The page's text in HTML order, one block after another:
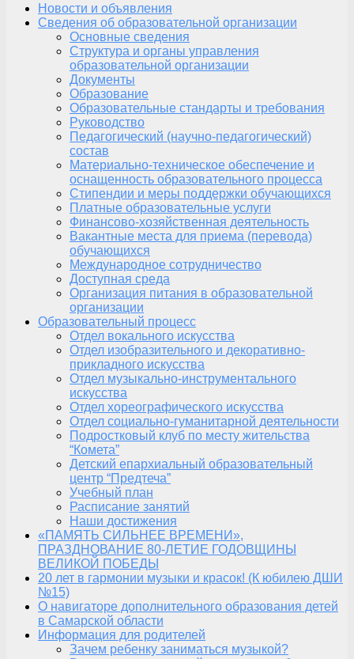
Новости и объявления
Сведения об образовательной организации
Основные сведения
Структура и органы управления
образовательной организации
Документы
Образование
Образовательные стандарты и требования
Руководство
Педагогический (научно-педагогический)
состав
Материально-техническое обеспечение и
оснащенность образовательного процесса
Стипендии и меры поддержки обучающихся
Платные образовательные услуги
Финансово-хозяйственная деятельность
Вакантные места для приема (перевода)
обучающихся
Международное сотрудничество
Доступная среда
Организация питания в образовательной
организации
Образовательный процесс
Отдел вокального искусства
Отдел изобразительного и декоративно-
прикладного искусства
Отдел музыкально-инструментального
искусства
Отдел хореографического искусства
Отдел социально-гуманитарной деятельности
Подростковый клуб по месту жительства
“Комета”
Детский епархиальный образовательный
центр “Предтеча”
Учебный план
Расписание занятий
Наши достижения
«ПАМЯТЬ СИЛЬНЕЕ ВРЕМЕНИ»,
ПРАЗДНОВАНИЕ 80-ЛЕТИЕ ГОДОВЩИНЫ
ВЕЛИКОЙ ПОБЕДЫ
20 лет в гармонии музыки и красок! (К юбилею ДШИ
№15)
О навигаторе дополнительного образования детей
в Самарской области
Информация для родителей
Зачем ребенку заниматься музыкой?